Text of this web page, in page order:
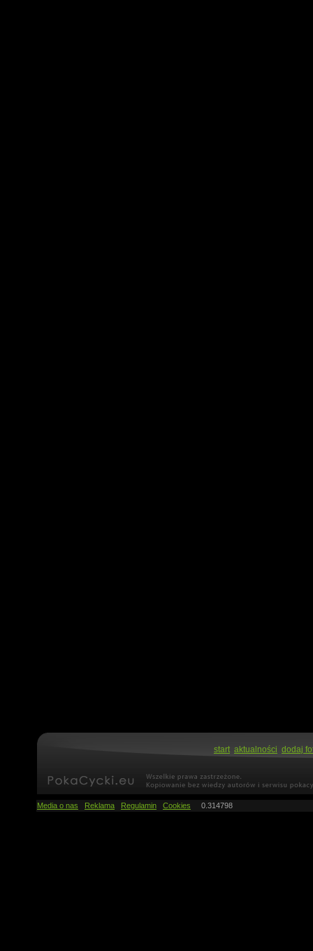
start aktualności dodaj
Media o nas Reklama Regulamin Cookies 0.314798